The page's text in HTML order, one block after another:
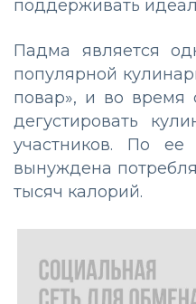
поддерживать
Падма является
популярной
повар», и во время
дегустировать
участников. По
вынуждена
тысяч калорий.